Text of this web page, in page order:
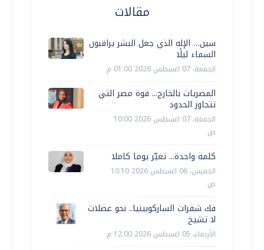
مقالات
سين… الإله الذي جعل البشر يراقبون
السماء ليلًا
الجمعة، 07 اغسطس 2026 01:00 م
المصريات بالخارج... قوة مصر التي
تتجاوز الحدود
الجمعة، 07 اغسطس 2026 10:00
ص
كلمة واحدة... تغيّر يوما كاملا
الخميس، 06 اغسطس 2026 10:10
ص
فك شفرات الساركوبينيا.. نحو عضلات
لا تشيخ
الأربعاء، 05 اغسطس 2026 12:00 م